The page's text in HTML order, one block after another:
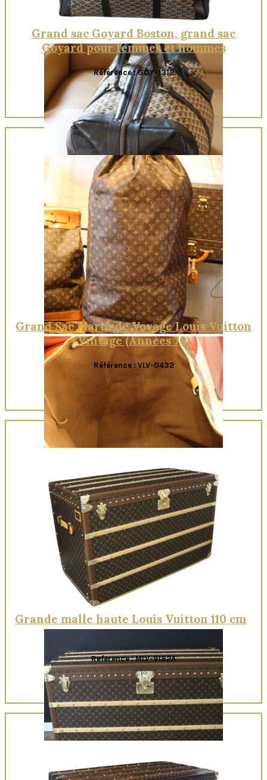
Quick View
Grand sac Goyard Boston, grand sac
Goyard pour femmes et hommes
Référence : GOY-1312
Quick View
Grand Sac Marin de Voyage Louis Vuitton
Vintage (Années 70)
Référence : VLV-0432
Grande malle haute Louis Vuitton 110 cm
Reference : MLV-9182A